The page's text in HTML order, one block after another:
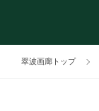
翠波画廊トップ